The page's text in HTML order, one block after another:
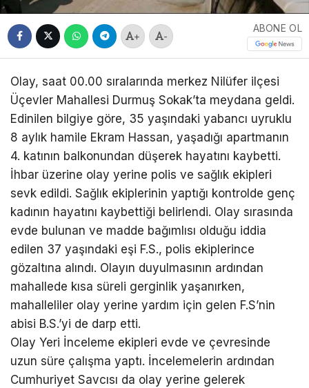
+ -
ABONE OL
Olay, saat 00.00 sıralarında merkez Nilüfer ilçesi
Üçevler Mahallesi Durmuş Sokak’ta meydana geldi.
Edinilen bilgiye göre, 35 yaşındaki yabancı uyruklu
8 aylık hamile Ekram Hassan, yaşadığı apartmanın
4. katının balkonundan düşerek hayatını kaybetti.
İhbar üzerine olay yerine polis ve sağlık ekipleri
sevk edildi. Sağlık ekiplerinin yaptığı kontrolde genç
kadının hayatını kaybettiği belirlendi. Olay sırasında
evde bulunan ve madde bağımlısı olduğu iddia
edilen 37 yaşındaki eşi F.S., polis ekiplerince
gözaltına alındı. Olayın duyulmasının ardından
mahallede kısa süreli gerginlik yaşanırken,
mahalleliler olay yerine yardım için gelen F.S’nin
abisi B.S.’yi de darp etti.
Olay Yeri İnceleme ekipleri evde ve çevresinde
uzun süre çalışma yaptı. İncelemelerin ardından
Cumhuriyet Savcısı da olay yerine gelerek